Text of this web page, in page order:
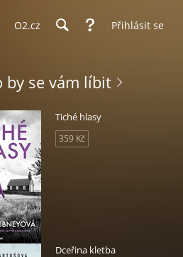
O2.cz Přihlásit se
by se vám líbit
Tiché hlasy
359 Kč
Dceřina kletba